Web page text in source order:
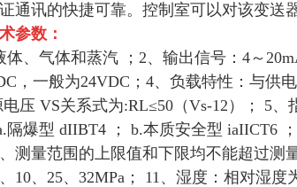
通讯的快捷可靠。控制室可以对该变送
参数：
体、气体和蒸汽 ；2、输出信号：4～
，一般为24VDC；4、负载特性：与供
压 VS关系式为:RL≤50（Vs-12）； 5
隔爆型 dIIBT4 ； b.本质安全型 iaIICT6
测量范围的上限值和下限均不能超过测
10、25、32MPa； 11、湿度：相对湿